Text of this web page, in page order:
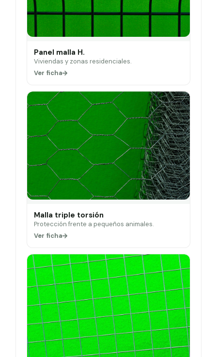
Panel malla H.
Viviendas y zonas residenciales.
Ver ficha
Malla triple torsión
Protección frente a pequeños animales.
Ver ficha